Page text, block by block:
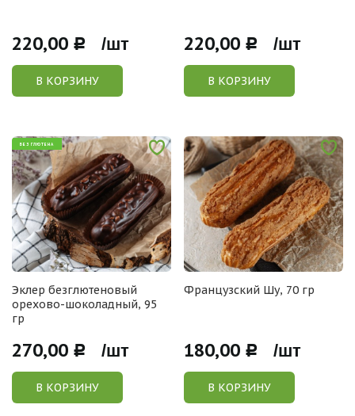
220,00 Р /шт
В КОРЗИНУ
220,00 Р /шт
В КОРЗИНУ
БЕЗ ГЛЮТЕНА
Эклер безглютеновый
орехово-шоколадный, 95
гр
270,00 Р /шт
В КОРЗИНУ
Французский Шу, 70 гр
180,00 Р /шт
В КОРЗИНУ